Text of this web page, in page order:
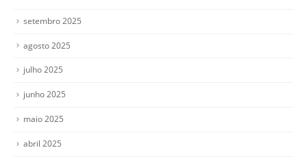
setembro 2025
agosto 2025
julho 2025
junho 2025
maio 2025
abril 2025